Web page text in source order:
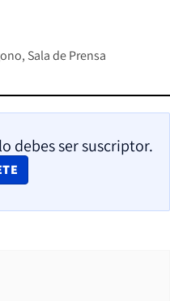
Sala de Prensa
debes ser suscriptor.
WINDOW